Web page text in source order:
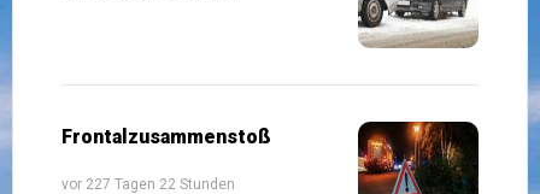
Frontalzusammenstoß
vor 227 Tagen 22 Stunden